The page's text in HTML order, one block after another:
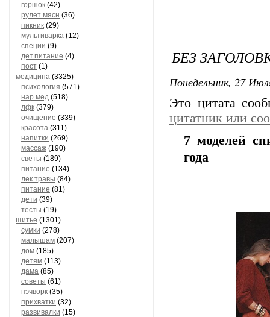
горшок (42)
рулет мясн (36)
пикник (29)
мультиварка (12)
специи (9)
дет.питание (4)
пост (1)
медицина (3325)
психология (571)
нар.мед (518)
лфк (379)
очищение (339)
красота (311)
напитки (269)
массаж (190)
светы (189)
питание (134)
лек.травы (84)
питание (81)
дети (39)
тесты (19)
шитье (1301)
сумки (278)
малышам (207)
дом (185)
детям (113)
дама (85)
советы (61)
пэчворк (35)
прихватки (32)
развивалки (15)
БЕЗ
Понедельник, 27
Это цитата
цитатник или
7 моделей
года